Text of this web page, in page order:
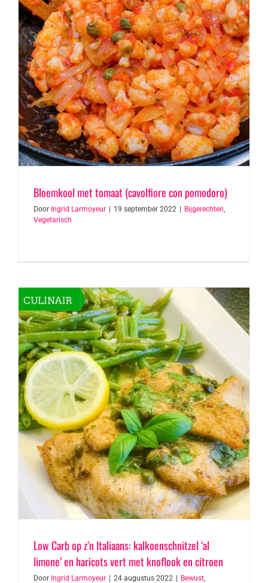
Bloemkool met tomaat (cavolfiore con pomodoro)
Door Ingrid Larmoyeur 19 september 2022 Bijgerechten,
Vegetarisch
Low Carb op z’n Italiaans: kalkoenschnitzel ‘al
limone’ en haricots vert met knoflook en citroen
Door Ingrid Larmoyeur 24 augustus 2022 Bewust,